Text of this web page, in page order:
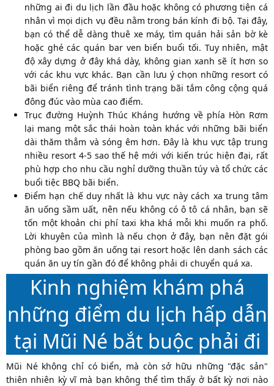
những ai đi du lịch lần đầu hoặc không có phương tiện cá
nhân vì mọi dịch vụ đều nằm trong bán kính đi bộ. Tại đây,
bạn có thể dễ dàng thuê xe máy, tìm quán hải sản bờ kè
hoặc ghé các quán bar ven biển buổi tối. Tuy nhiên, mật
độ xây dựng ở đây khá dày, không gian xanh sẽ ít hơn so
với các khu vực khác. Bạn cần lưu ý chọn những resort có
bãi biển riêng để tránh tình trạng bãi tắm công cộng quá
đông đúc vào mùa cao điểm.
Trục đường Huỳnh Thúc Kháng hướng về phía Hòn Rơm
lại mang một sắc thái hoàn toàn khác với những bãi biển
dài thăm thẳm và sóng êm hơn. Đây là khu vực tập trung
nhiều resort 4-5 sao thế hệ mới với kiến trúc hiện đại, rất
phù hợp cho nhu cầu nghỉ dưỡng thuần túy và tổ chức các
buổi tiệc BBQ bãi biển.
Điểm hạn chế duy nhất là khu vực này cách xa trung tâm
ăn uống sầm uất, nên nếu không có ô tô cá nhân, bạn sẽ
tốn một khoản chi phí taxi kha khá mỗi khi muốn ra phố.
Lời khuyên của mình là nếu chọn ở đây, bạn nên đặt gói
phòng bao gồm ăn uống tại resort hoặc lên danh sách các
quán ăn uy tín gần đó để không phải di chuyển quá xa.
Kinh nghiệm khám phá
những điểm du lịch hấp dẫn
tại Mũi Né bắt buộc phải đi
Mũi Né không chỉ có biển, mà còn sở hữu những "đặc sản"
thiên nhiên kỳ vĩ mà bạn không thể tìm thấy ở bất kỳ nơi nào